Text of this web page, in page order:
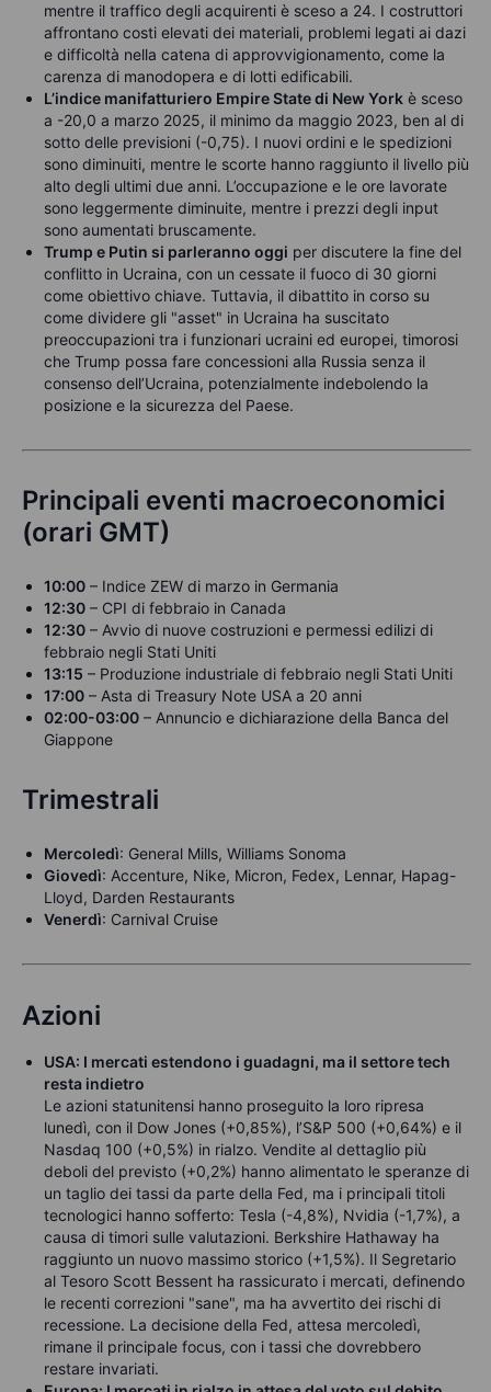
mentre il traffico degli acquirenti è sceso a 24. I costruttori
affrontano costi elevati dei materiali, problemi legati ai dazi
e difficoltà nella catena di approvvigionamento, come la
carenza di manodopera e di lotti edificabili.
L’indice manifatturiero Empire State di New York è sceso
a -20,0 a marzo 2025, il minimo da maggio 2023, ben al di
sotto delle previsioni (-0,75). I nuovi ordini e le spedizioni
sono diminuiti, mentre le scorte hanno raggiunto il livello più
alto degli ultimi due anni. L’occupazione e le ore lavorate
sono leggermente diminuite, mentre i prezzi degli input
sono aumentati bruscamente.
Trump e Putin si parleranno oggi per discutere la fine del
conflitto in Ucraina, con un cessate il fuoco di 30 giorni
come obiettivo chiave. Tuttavia, il dibattito in corso su
come dividere gli "asset" in Ucraina ha suscitato
preoccupazioni tra i funzionari ucraini ed europei, timorosi
che Trump possa fare concessioni alla Russia senza il
consenso dell’Ucraina, potenzialmente indebolendo la
posizione e la sicurezza del Paese.
Principali eventi macroeconomici
(orari GMT)
10:00 – Indice ZEW di marzo in Germania
12:30 – CPI di febbraio in Canada
12:30 – Avvio di nuove costruzioni e permessi edilizi di
febbraio negli Stati Uniti
13:15 – Produzione industriale di febbraio negli Stati Uniti
17:00 – Asta di Treasury Note USA a 20 anni
02:00-03:00 – Annuncio e dichiarazione della Banca del
Giappone
Trimestrali
Mercoledì: General Mills, Williams Sonoma
Giovedì: Accenture, Nike, Micron, Fedex, Lennar, Hapag-
Lloyd, Darden Restaurants
Venerdì: Carnival Cruise
Azioni
USA: I mercati estendono i guadagni, ma il settore tech
resta indietro
Le azioni statunitensi hanno proseguito la loro ripresa
lunedì, con il Dow Jones (+0,85%), l’S&P 500 (+0,64%) e il
Nasdaq 100 (+0,5%) in rialzo. Vendite al dettaglio più
deboli del previsto (+0,2%) hanno alimentato le speranze di
un taglio dei tassi da parte della Fed, ma i principali titoli
tecnologici hanno sofferto: Tesla (-4,8%), Nvidia (-1,7%), a
causa di timori sulle valutazioni. Berkshire Hathaway ha
raggiunto un nuovo massimo storico (+1,5%). Il Segretario
al Tesoro Scott Bessent ha rassicurato i mercati, definendo
le recenti correzioni "sane", ma ha avvertito dei rischi di
recessione. La decisione della Fed, attesa mercoledì,
rimane il principale focus, con i tassi che dovrebbero
restare invariati.